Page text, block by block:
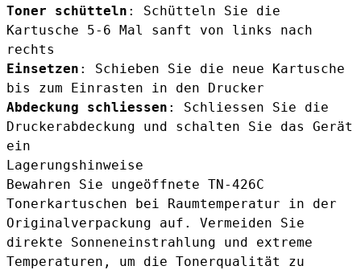
Toner schütteln : Schütteln Sie die
Kartusche 5-6 Mal sanft von links nach
rechts
Einsetzen : Schieben Sie die neue Kartusche
bis zum Einrasten in den Drucker
Abdeckung schliessen : Schliessen Sie die
Druckerabdeckung und schalten Sie das Gerät
ein
Lagerungshinweise
Bewahren Sie ungeöffnete TN-426C
Tonerkartuschen bei Raumtemperatur in der
Originalverpackung auf. Vermeiden Sie
direkte Sonneneinstrahlung und extreme
Temperaturen, um die Tonerqualität zu